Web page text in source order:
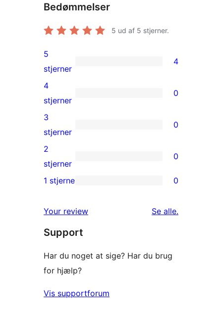
Bedømmelser
5 ud af 5 stjerner.
4
5-
stjernet
anmeldelser
5
stjerner
4
0
4-
stjernet
anmeldelser
4
stjerner
0
0
3-
stjernet
anmeldelser
3
stjerner
0
0
2-
anmeldelser
2
stjerner
0
stjernet
anmeldelser
1 stjerne 0
Your review Se alleanmeldelser
.
Support
Har du noget at sige? Har du brug
for hjælp?
Vis supportforum